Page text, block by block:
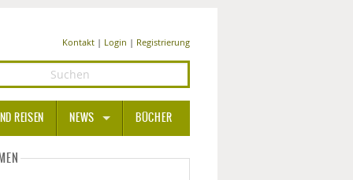
Kontakt| Login | Registrierung
REISEN NEWS BÜCHER